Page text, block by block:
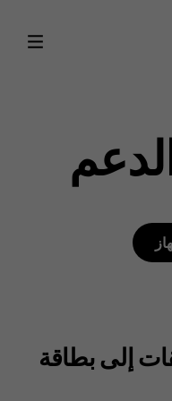
إلى بطاقة